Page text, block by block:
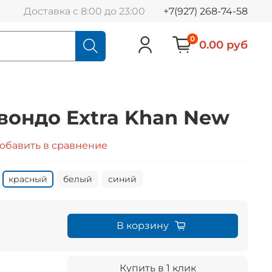
Доставка с 8:00 до 23:00 +7(927) 268-74-58
0 0.00 руб
Extra Khan New
в сравнение
красный белый синий
В корзину
Купить в 1 клик